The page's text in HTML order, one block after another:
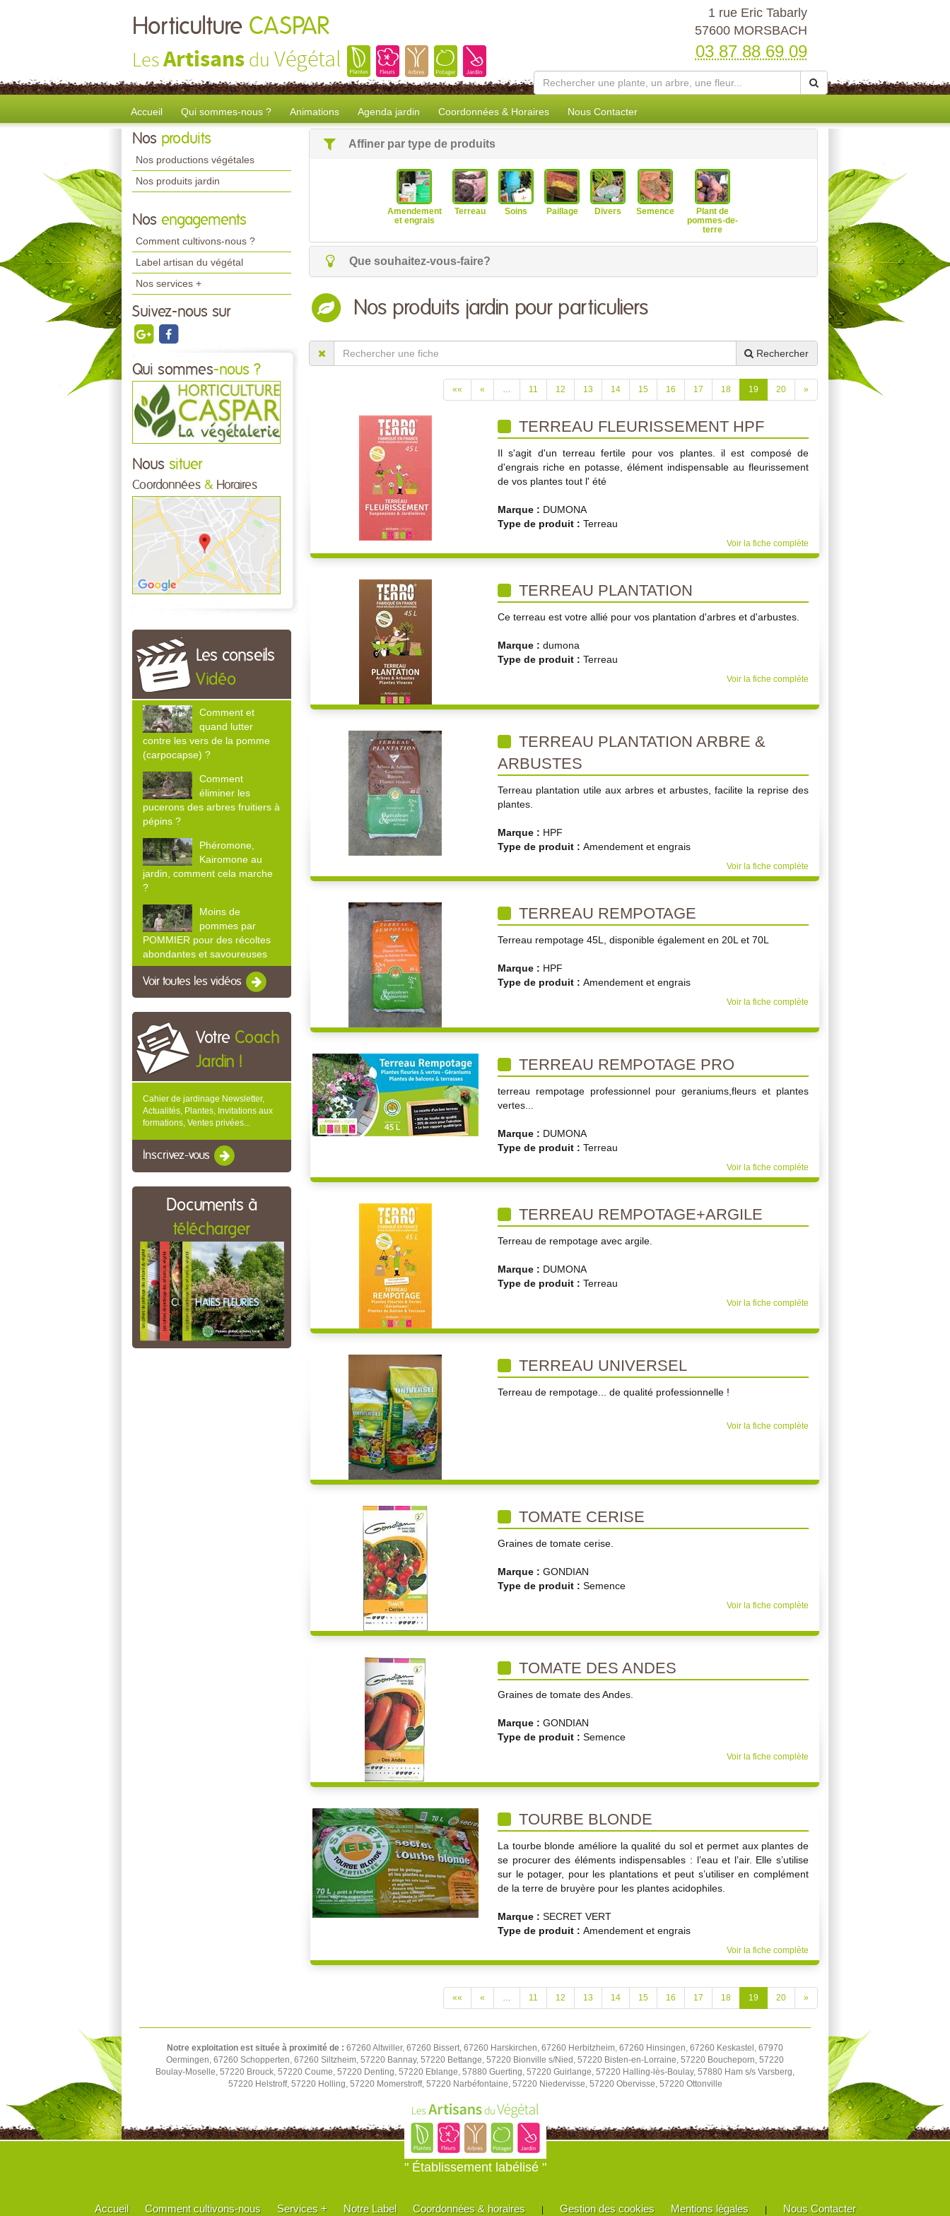
Horticulture CASPAR
LesArtisans du Végétal
1 rue Eric Tabarly
57600 MORSBACH
03 87 88 69 09
Accueil Qui sommes-nous ? Animations Agenda jardin Coordonnées & Horaires Nous Contacter
Nos produits
Nos productions végétales
Nos produits jardin
Nos engagements
Comment cultivons-nous ?
Label artisan du végétal
Nos services +
Suivez-nous sur
Qui sommes-nous ?
Nous situer
Coordonnées & Horaires
Les conseils
Vidéo
Comment et
quand lutter
contre les vers de la pomme
(carpocapse) ?
Comment
éliminer les
pucerons des arbres fruitiers à
pépins ?
Phéromone,
Kairomone au
jardin, comment cela marche
?
Moins de
pommes par
POMMIER pour des récoltes
abondantes et savoureuses
Voir toutes les vidéos
Votre Coach
Jardin !
Cahier de jardinage Newsletter,
Actualités, Plantes, Invitations aux
formations, Ventes privées...
Inscrivez-vous
Documents à
télécharger
Affiner par type de produits
Amendement
et engrais
Terreau Soins Paillage Divers Semence
Plant de
pommes-de-
terre
Que souhaitez-vous-faire?
Nos produits jardin pour particuliers
Rechercher
«« « … 11 12 13 14 15 16 17 18 19 20 »
TERREAU FLEURISSEMENT HPF
Il s'agit d'un terreau fertile pour vos plantes. il est composé de
d'engrais riche en potasse, élément indispensable au fleurissement
de vos plantes tout l' été
Marque : DUMONA
Type de produit : Terreau
Voir la fiche complète
TERREAU PLANTATION
Ce terreau est votre allié pour vos plantation d'arbres et d'arbustes.
Marque : dumona
Type de produit : Terreau
Voir la fiche complète
TERREAU PLANTATION ARBRE &
ARBUSTES
Terreau plantation utile aux arbres et arbustes, facilite la reprise des
plantes.
Marque : HPF
Type de produit : Amendement et engrais
Voir la fiche complète
TERREAU REMPOTAGE
Terreau rempotage 45L, disponible également en 20L et 70L
Marque : HPF
Type de produit : Amendement et engrais
Voir la fiche complète
TERREAU REMPOTAGE PRO
terreau rempotage professionnel pour geraniums,fleurs et plantes
vertes...
Marque : DUMONA
Type de produit : Terreau
Voir la fiche complète
TERREAU REMPOTAGE+ARGILE
Terreau de rempotage avec argile.
Marque : DUMONA
Type de produit : Terreau
Voir la fiche complète
TERREAU UNIVERSEL
Terreau de rempotage... de qualité professionnelle !
Voir la fiche complète
TOMATE CERISE
Graines de tomate cerise.
Marque : GONDIAN
Type de produit : Semence
Voir la fiche complète
TOMATE DES ANDES
Graines de tomate des Andes.
Marque : GONDIAN
Type de produit : Semence
Voir la fiche complète
TOURBE BLONDE
La tourbe blonde améliore la qualité du sol et permet aux plantes de
se procurer des éléments indispensables : l’eau et l’air. Elle s’utilise
sur le potager, pour les plantations et peut s’utiliser en complément
de la terre de bruyère pour les plantes acidophiles.
Marque : SECRET VERT
Type de produit : Amendement et engrais
Voir la fiche complète
«« « … 11 12 13 14 15 16 17 18 19 20 »
Notre exploitation est située à proximité de : 67260 Altwiller, 67260 Bissert, 67260 Harskirchen, 67260 Herbitzheim, 67260 Hinsingen, 67260 Keskastel, 67970
Oermingen, 67260 Schopperten, 67260 Siltzheim, 57220 Bannay, 57220 Bettange, 57220 Bionville s/Nied, 57220 Bisten-en-Lorraine, 57220 Boucheporn, 57220
Boulay-Moselle, 57220 Brouck, 57220 Coume, 57220 Denting, 57220 Eblange, 57880 Guerting, 57220 Guirlange, 57220 Halling-lès-Boulay, 57880 Ham s/s Varsberg,
57220 Helstroff, 57220 Holling, 57220 Momerstroff, 57220 Narbéfontaine, 57220 Niedervisse, 57220 Obervisse, 57220 Ottonville
" Établissement labélisé "
Accueil Comment cultivons-nous Services + Notre Label Coordonnées & horaires Gestion des cookies Mentions légales Nous Contacter